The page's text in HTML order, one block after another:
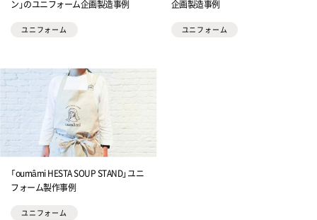
ン」のユニフォーム企画製造事例
ユニフォーム
企画製造事例
ユニフォーム
「oumâmi HESTA SOUP STAND」ユニ
フォーム製作事例
ユニフォーム